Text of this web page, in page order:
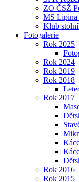
ZO ČSŽ
MS Lipina
Klub
Fotogalerie
Rok 2025
Rok 2024
Rok 2019
Rok 2018
Rok 2017
Rok 2016
Rok 2015